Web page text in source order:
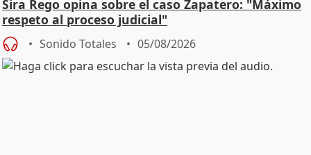
Sira Rego opina sobre el caso Zapatero: "Máximo
respeto al proceso judicial"
Sonido Totales 05/08/2026